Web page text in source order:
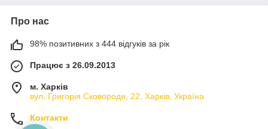
Про нас
98% позитивних з 444 відгуків за рік
Працює з 26.09.2013
м. Харків
вул. Григорія Сковороди, 22, Харків, Україна
Контакти